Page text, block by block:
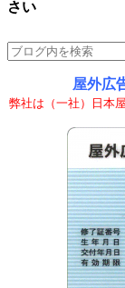
さい
屋外広
弊社は（一社）日本